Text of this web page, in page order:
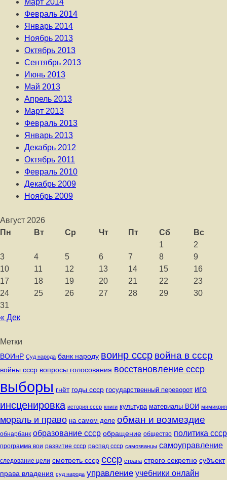
Март 2014
Февраль 2014
Январь 2014
Ноябрь 2013
Октябрь 2013
Сентябрь 2013
Июнь 2013
Май 2013
Апрель 2013
Март 2013
Февраль 2013
Январь 2013
Декабрь 2012
Октябрь 2011
Февраль 2010
Декабрь 2009
Ноябрь 2009
Август 2026
Пн
Вт Ср Чт Пт Сб Вс
« Дек
1
2
3
4 5 6 7 8
9
10
11 12 13 14 15
16
17
18 19 20 21 22
23
24
25 26 27 28 29
30
31
Метки
ВОИнР Суд народа банк народу воинр ссср война в ссср
войны ссср вопросы голосования восстановление ссср
выборы гнёт годы ссср государственный переворот иго
инсценировка история ссср книги культура материалы ВОИ мимикрия
мораль и право на самом деле обман и возмездие
обнарбанк образование ссср обращение общество политика ссср
программа вои развитие ссср распад ссср самозванцы самоуправление
следование цели смотреть ссср ссср страна строго секретно субъект
права владения суд народа управление учебники онлайн